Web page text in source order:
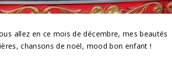
allez en ce mois de décembre, mes beautés
chansons de noël, mood bon enfant !